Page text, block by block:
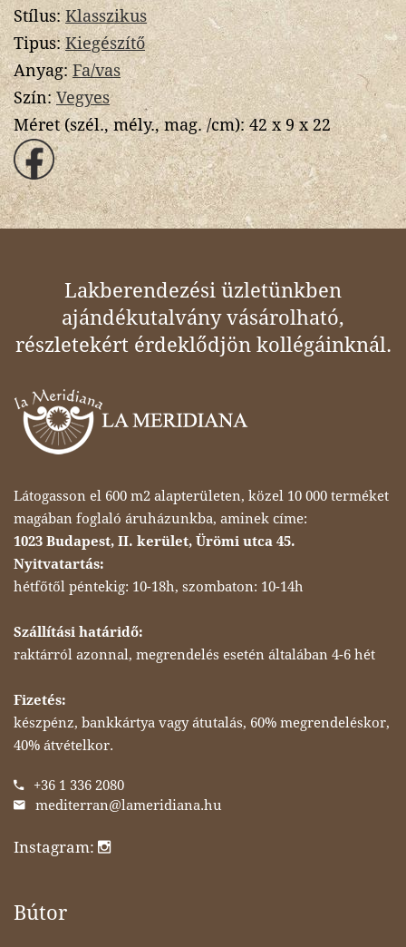
Stílus:Klasszikus
Tipus:Kiegészítő
Anyag:Fa/vas
Szín:Vegyes
Méret (szél., mély., mag. /cm):42 x 9 x 22
Lakberendezési üzletünkben
ajándékutalvány vásárolható,
részletekért érdeklődjön kollégáinknál.
Látogasson el 600 m2 alapterületen, közel 10 000 terméket
magában foglaló áruházunkba, aminek címe:
1023 Budapest, II. kerület, Ürömi utca 45.
Nyitvatartás:
hétfőtől péntekig: 10-18h, szombaton: 10-14h
Szállítási határidő:
raktárról azonnal, megrendelés esetén általában 4-6 hét
Fizetés:
készpénz, bankkártya vagy átutalás, 60% megrendeléskor,
40% átvételkor.
+36 1 336 2080
mediterran@lameridiana.hu
Instagram:
Bútor